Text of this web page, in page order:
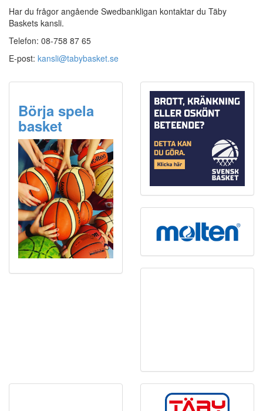
Har du frågor angående Swedbankligan kontaktar du Täby
Baskets kansli.
Telefon: 08-758 87 65
E-post: kansli@tabybasket.se
Börja spela
basket